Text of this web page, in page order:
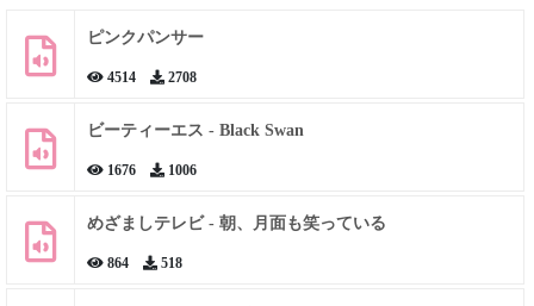
ピンクパンサー
4514 2708
ビーティーエス - Black Swan
1676 1006
めざましテレビ - 朝、月面も笑っている
864 518